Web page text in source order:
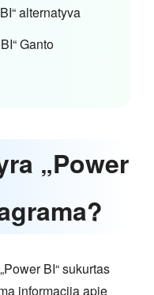
alternatyva
Ganto
„Power
BI“ sukurtas
informacija apie